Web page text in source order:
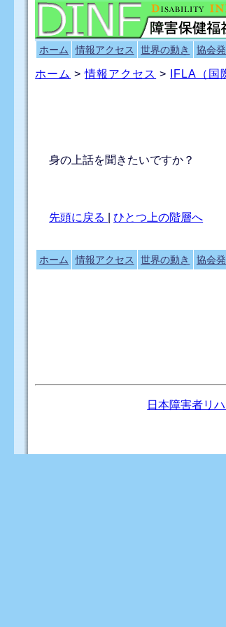
ホーム 情報アクセス 世界の動き 協会
ホーム >情報アクセス > IFLA（
身の上話を聞きたいですか？
先頭に戻る |ひとつ上の階層へ
ホーム 情報アクセス 世界の動き 協会
日本障害者リ